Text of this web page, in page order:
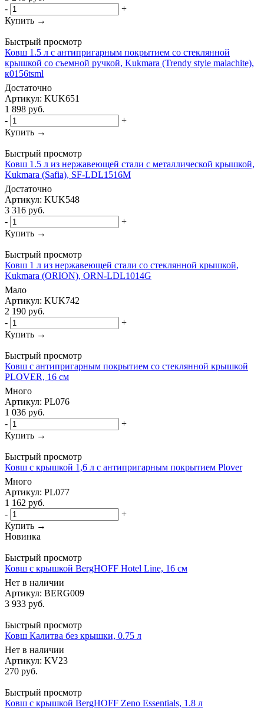
-
+
Купить →
Быстрый просмотр
Ковш 1.5 л с антипригарным покрытием со стеклянной
крышкой со съемной ручкой, Kukmara (Trendy style malachite),
к0156tsml
Достаточно
Артикул: KUK651
1 898 руб.
-
+
Купить →
Быстрый просмотр
Ковш 1.5 л из нержавеющей стали с металлической крышкой,
Kukmara (Safia), SF-LDL1516M
Достаточно
Артикул: KUK548
3 316 руб.
-
+
Купить →
Быстрый просмотр
Ковш 1 л из нержавеющей стали со стеклянной крышкой,
Kukmara (ORION), ORN-LDL1014G
Мало
Артикул: KUK742
2 190 руб.
-
+
Купить →
Быстрый просмотр
Ковш с антипригарным покрытием со стеклянной крышкой
PLOVER, 16 см
Много
Артикул: PL076
1 036 руб.
-
+
Купить →
Быстрый просмотр
Ковш с крышкой 1,6 л с антипригарным покрытием Plover
Много
Артикул: PL077
1 162 руб.
-
+
Купить →
Новинка
Быстрый просмотр
Ковш с крышкой BergHOFF Hotel Line, 16 см
Нет в наличии
Артикул: BERG009
3 933 руб.
Быстрый просмотр
Ковш Калитва без крышки, 0.75 л
Нет в наличии
Артикул: KV23
270 руб.
Быстрый просмотр
Ковш с крышкой BergHOFF Zeno Essentials, 1.8 л